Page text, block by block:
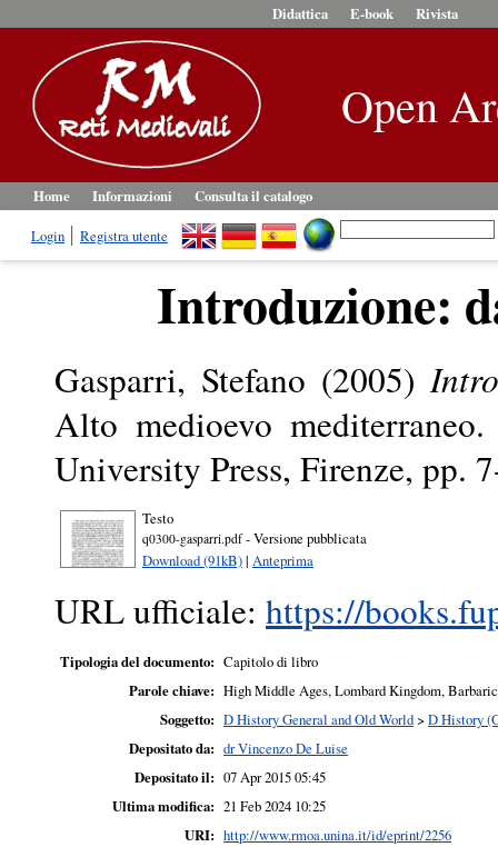
Didattica E-book Rivista
Open
Home Informazioni
Consulta il catalogo
Login
Registra utente
Introduzione:
Gasparri, Stefano (2005)
Alto medioevo
University Press, Firenze, pp.
Testo
q0300-gasparri.pdf- Versione pubblicata
Download (91kB)| Anteprima
URL ufficiale: https://
Tipologia del documento: Capitolo di libro
Parole chiave: High Middle Ages, Lombard Kingdom,
Soggetto: D History General and Old World> D History
Depositato da: dr Vincenzo De Luise
Depositato il: 07 Apr 2015 05:45
Ultima modifica: 21 Feb 2024 10:25
URI: http://www.rmoa.unina.it/id/eprint/2256